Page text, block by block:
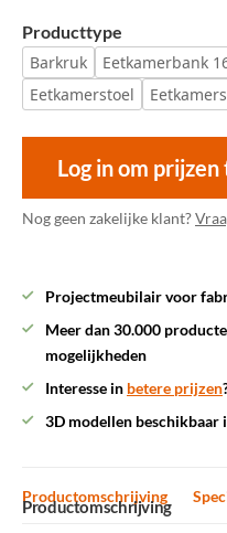
Producttype
Barkruk
Eetkamerbank
Eetkamerstoel
Log in om prijzen
Nog geen zakelijke klant?
Projectmeubilair voor
Meer dan 30.000
mogelijkheden
Interesse in betere prijzen
3D modellen beschikbaar
Productomschrijving
Productomschrijving